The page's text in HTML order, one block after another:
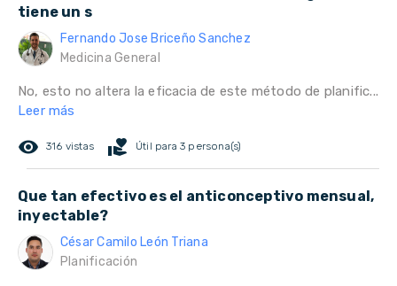
tiene un s
Fernando Jose Briceño Sanchez
Medicina General
No, esto no altera la eficacia de este método de planific...
Leer más
remove_red_eye 316 vistas volunteer_activism Útil para 3 persona(s)
Que tan efectivo es el anticonceptivo mensual,
inyectable?
César Camilo León Triana
Planificación